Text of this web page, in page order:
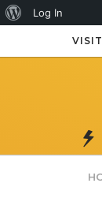
About
WordPress
Log In